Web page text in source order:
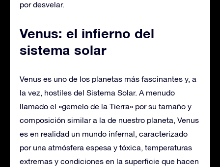
por desvelar.
Venus: el infierno del
sistema solar
Venus es uno de los planetas más fascinantes y, a
la vez, hostiles del Sistema Solar. A menudo
llamado el »gemelo de la Tierra» por su tamaño y
composición similar a la de nuestro planeta, Venus
es en realidad un mundo infernal, caracterizado
por una atmósfera espesa y tóxica, temperaturas
extremas y condiciones en la superficie que hacen